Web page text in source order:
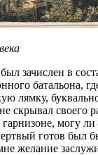
зачислен в
батальона,
лямку,
скрывал своего
могу ли
готов был
желание